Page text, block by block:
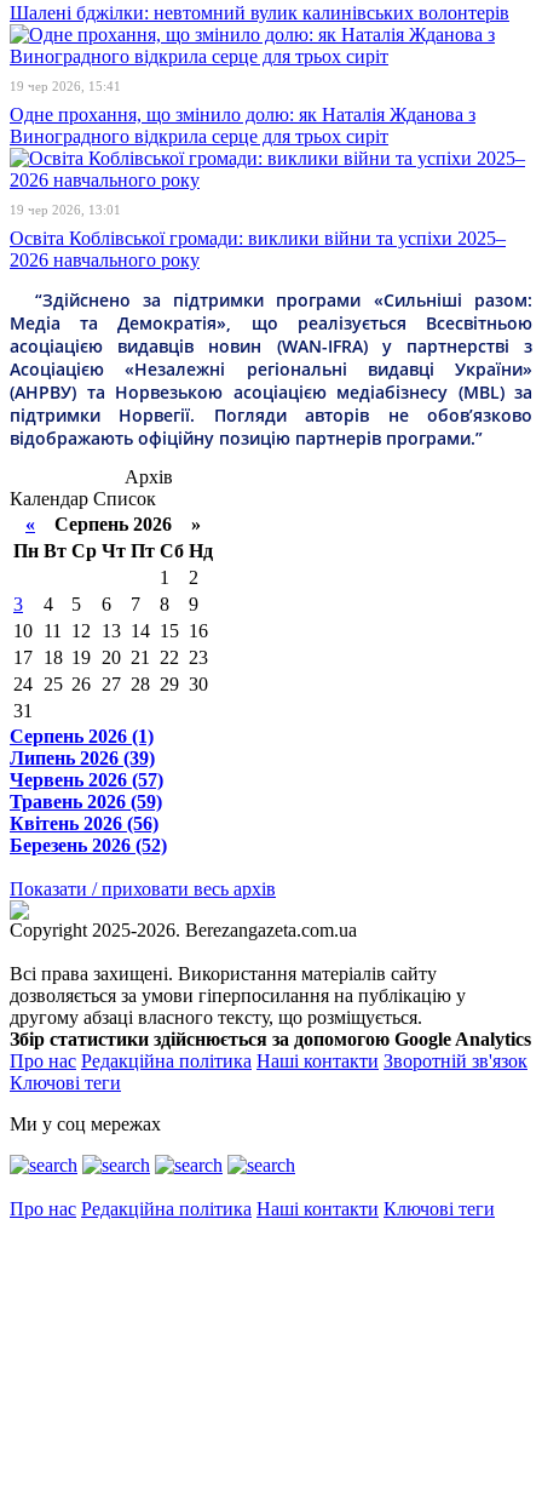
Шалені бджілки: невтомний вулик калинівських волонтерів
19 чер 2026, 15:41
Одне прохання, що змінило долю: як Наталія Жданова з
Виноградного відкрила серце для трьох сиріт
19 чер 2026, 13:01
Освіта Коблівської громади: виклики війни та успіхи 2025–
2026 навчального року
“Здійснено за підтримки програми «Сильніші разом:
Медіа та Демократія», що реалізується Всесвітньою
асоціацією видавців новин (WAN-IFRA) у партнерстві з
Асоціацією «Незалежні регіональні видавці України»
(АНРВУ) та Норвезькою асоціацією медіабізнесу (MBL) за
підтримки Норвегії. Погляди авторів не обов’язково
відображають офіційну позицію партнерів програми.”
Архів
Календар Список
« Серпень 2026 »
Пн Вт Ср Чт Пт Сб Нд
1
2
3
4 5 6 7 8
9
10 11 12 13 14 15 16
17 18 19 20 21 22 23
24 25 26 27 28 29 30
31
Серпень 2026 (1)
Липень 2026 (39)
Червень 2026 (57)
Травень 2026 (59)
Квітень 2026 (56)
Березень 2026 (52)
Показати / приховати весь архів
Copyright 2025-2026. Berezangazeta.com.ua
Всі права захищені. Використання матеріалів сайту
дозволяється за умови гіперпосилання на публікацію у
другому абзаці власного тексту, що розміщується.
Збір статистики здійснюється за допомогою Google Analytics
Про нас Редакційна політика Наші контакти Зворотній зв'язок
Ключові теги
Ми у соц мережах
Про нас Редакційна політика Наші контакти Ключові теги